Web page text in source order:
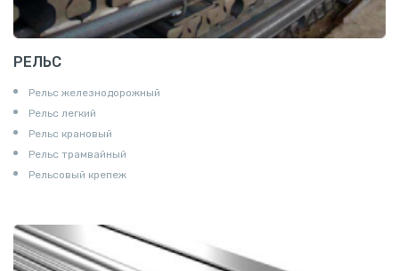
РЕЛЬС
Рельс железнодорожный
Рельс легкий
Рельс крановый
Рельс трамвайный
Рельсовый крепеж